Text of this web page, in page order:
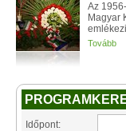
Az
Magyar
Tovább
Időpont: